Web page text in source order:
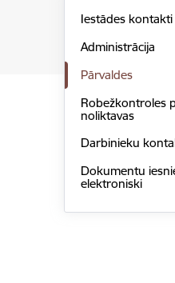
Iestādes kontakti
Administrācija
Pārvaldes
Robežkontroles
noliktavas
Darbinieku
Dokumentu
elektroniski